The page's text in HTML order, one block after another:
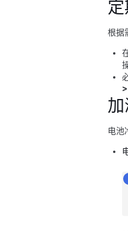
根据
电池